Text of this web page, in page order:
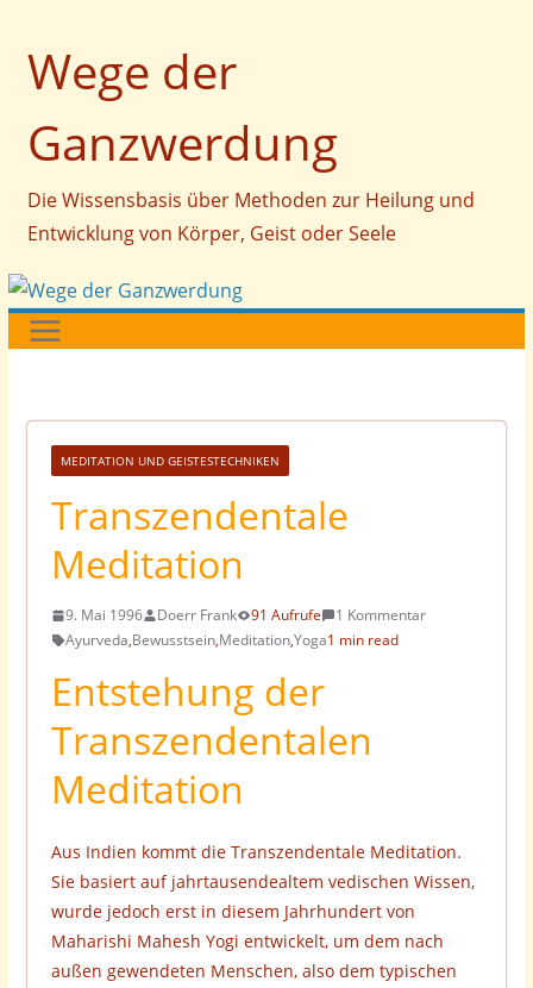
Inhalt
springen
Wege der
Ganzwerdung
Die Wissensbasis über Methoden zur Heilung und
Entwicklung von Körper, Geist oder Seele
MEDITATION UND GEISTESTECHNIKEN
Transzendentale
Meditation
9. Mai 1996 Doerr Frank 91 Aufrufe
1 Kommentar
Ayurveda,Bewusstsein,Meditation,Yoga1 min read
Entstehung der
Transzendentalen
Meditation
Aus Indien kommt die Transzendentale Meditation.
Sie basiert auf jahrtausendealtem vedischen Wissen,
wurde jedoch erst in diesem Jahrhundert von
Maharishi Mahesh Yogi entwickelt, um dem nach
außen gewendeten Menschen, also dem typischen